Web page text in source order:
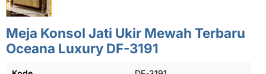
Meja Konsol Jati Ukir Mewah Terbaru
Oceana Luxury DF-3191